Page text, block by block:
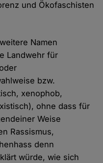
und Ökofaschisten
Namen
Landwehr für
bzw.
xenophob,
ohne dass für
Weise
Rassismus,
denn
würde, wie sich